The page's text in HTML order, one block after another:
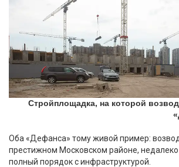
Стройплощадка, на которой
Оба «Дефанса» тому живой пример:
престижном Московском районе, недалеко
полный порядок с инфраструктурой.